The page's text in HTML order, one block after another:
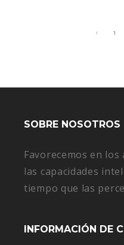
1
SOBRE NOSOTROS
Favorecemos en
las capacidades
tiempo que las
INFORMACIÓN DE